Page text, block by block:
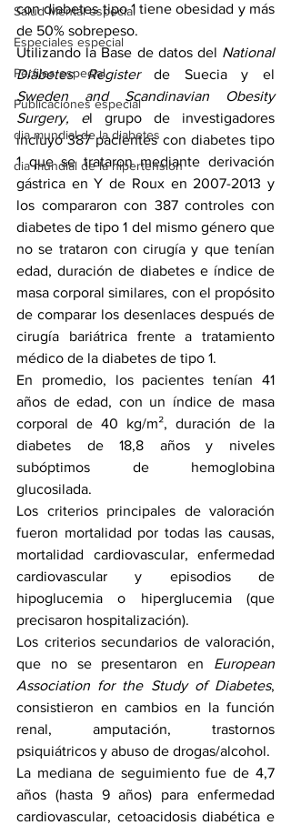
Salud Mental especial
Especiales especial
Perfiles especial
Publicaciones especial
dia mundial de la diabetes
dia mundial de la hipertension
con diabetes tipo 1 tiene obesidad y más
de 50% sobrepeso.
Utilizando la Base de datos del National
Diabetes Register
Sweden and Scandinavian Obesity
Surgery, el grupo de investigadores
incluyó 387 pacientes con diabetes tipo
1 que se trataron mediante derivación
gástrica en Y de Roux en 2007-2013 y
los compararon con 387 controles con
diabetes de tipo 1 del mismo género que
no se trataron con cirugía y que tenían
edad, duración de diabetes e índice de
masa corporal similares, con el propósito
de comparar los desenlaces después de
cirugía bariátrica frente a tratamiento
médico de la diabetes de tipo 1.
En promedio, los pacientes tenían 41
años de edad, con un índice de masa
corporal de 40 kg/m², duración de la
diabetes de 18,8 años y niveles
subóptimos de hemoglobina
glucosilada.
Los criterios principales de valoración
fueron mortalidad por todas las causas,
mortalidad cardiovascular, enfermedad
cardiovascular y episodios de
hipoglucemia o hiperglucemia (que
precisaron hospitalización).
Los criterios secundarios de valoración,
que no se presentaron en European
Association for the Study of Diabetes,
consistieron en cambios en la función
renal, amputación, trastornos
psiquiátricos y abuso de drogas/alcohol.
La mediana de seguimiento fue de 4,7
años (hasta 9 años) para enfermedad
cardiovascular, cetoacidosis diabética e